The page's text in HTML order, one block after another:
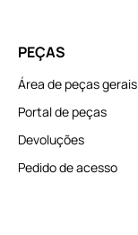
PEÇAS
Área de peças gerais
Portal de peças
Devoluções
Pedido de acesso